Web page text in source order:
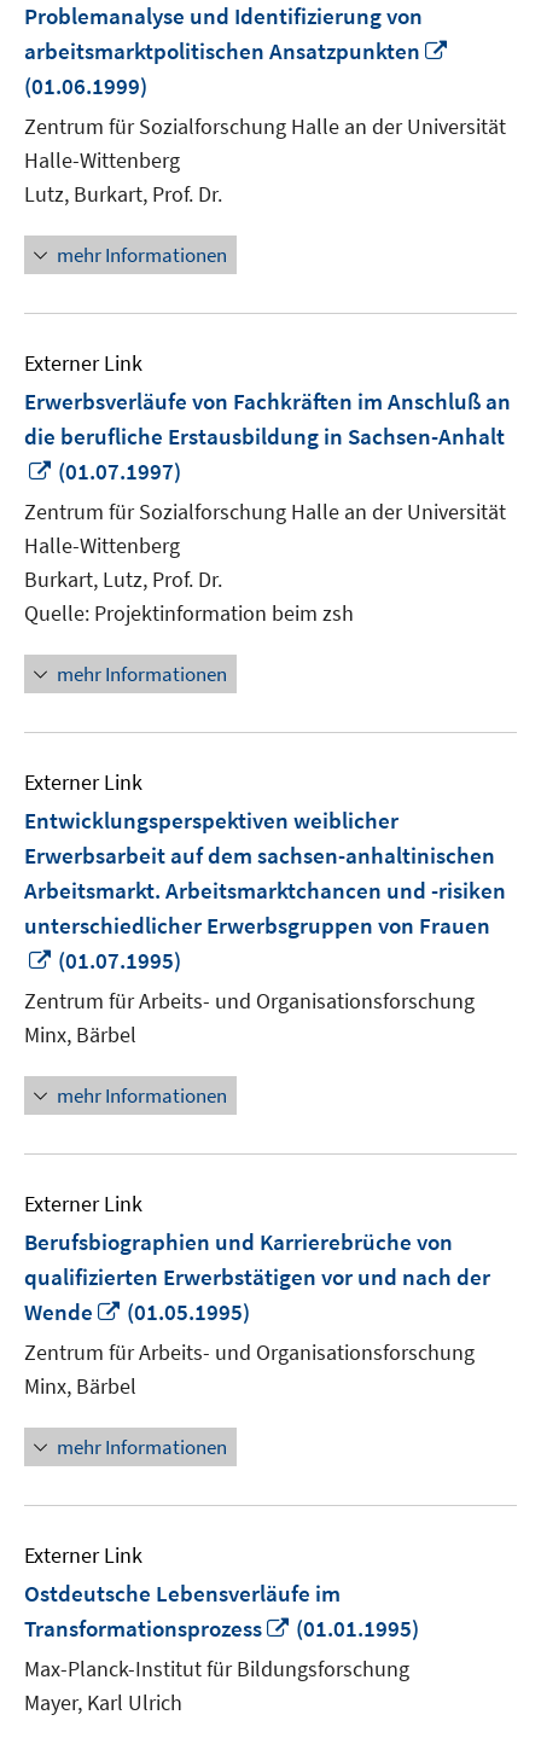
Problemanalyse und Identifizierung von
arbeitsmarktpolitischen Ansatzpunkten
öffnen
(01.06.1999)
Zentrum für Sozialforschung Halle an der Universität
Halle-Wittenberg
Lutz, Burkart, Prof. Dr.
mehr Informationen
Externer Link
Erwerbsverläufe von Fachkräften im Anschluß an
die berufliche Erstausbildung in Sachsen-Anhalt
In
neuem
Fenster
öffnen
(01.07.1997)
Zentrum für Sozialforschung Halle an der Universität
Halle-Wittenberg
Burkart, Lutz, Prof. Dr.
Quelle: Projektinformation beim zsh
mehr Informationen
Externer Link
Entwicklungsperspektiven weiblicher
Erwerbsarbeit auf dem sachsen-anhaltinischen
Arbeitsmarkt. Arbeitsmarktchancen und -risiken
unterschiedlicher Erwerbsgruppen von Frauen
In
neuem
Fenster
öffnen
(01.07.1995)
Zentrum für Arbeits- und Organisationsforschung
Minx, Bärbel
mehr Informationen
Externer Link
Berufsbiographien und Karrierebrüche von
qualifizierten Erwerbstätigen vor und nach der
Wende
In
neuem
Fenster
öffnen
(01.05.1995)
Zentrum für Arbeits- und Organisationsforschung
Minx, Bärbel
mehr Informationen
Externer Link
Ostdeutsche Lebensverläufe im
Transformationsprozess
In
neuem
Fenster
(01.01.1995)
Max-Planck-Institut für Bildungsforschung
Mayer, Karl Ulrich